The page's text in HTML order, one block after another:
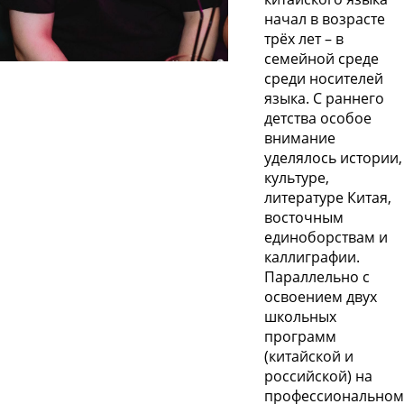
начал в возрасте
трёх лет – в
семейной среде
среди носителей
языка. С раннего
детства особое
внимание
уделялось истории,
культуре,
литературе Китая,
восточным
единоборствам и
каллиграфии.
Параллельно с
освоением двух
школьных
программ
(китайской и
российской) на
профессиональном